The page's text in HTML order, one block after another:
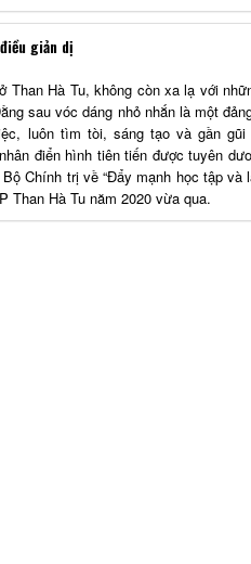
giản dị
Than Hà Tu, không còn xa lạ với
sau vóc dáng nhỏ nhắn là một
luôn tìm tòi, sáng tạo và gần
điển hình tiên tiến được tuyên
Chính trị về “Đẩy mạnh học tập và
Than Hà Tu năm 2020 vừa qua.